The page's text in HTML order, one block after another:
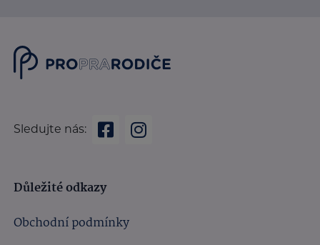
Sledujte nás:
Důležité odkazy
Obchodní podmínky